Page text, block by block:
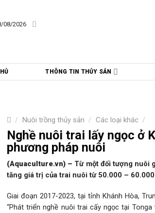
08/2026
THÔNG TIN THỦY SẢN
/ Nuôi trồng thủy sản / Các loại khác /
Nghề nuôi trai lấy ngọc ở
phương pháp nuôi
(Aquaculture.vn) – Từ một đối tượng nuôi
tăng giá trị của trai nuôi từ 50.000 –
Giai đoạn 2017-2023, tại tỉnh Khánh Hòa,
“Phát triển nghề nuôi trai cấy ngọc tại